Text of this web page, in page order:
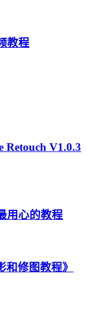
教程
Retouch V1.0.3
用心的教程
修图教程》